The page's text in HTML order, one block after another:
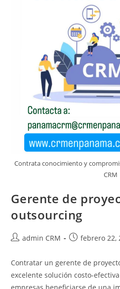
Contrata conocimiento y
CRM
Gerente de
outsourcing
admin CRM febrero 22,
Contratar un gerente de
excelente solución costo-